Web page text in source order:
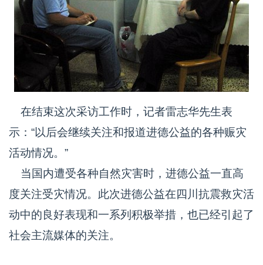
在结束这次采访工作时，记者雷志华先生表
示：“以后会继续关注和报道进德公益的各种赈灾
活动情况。”
当国内遭受各种自然灾害时，进德公益一直高
度关注受灾情况。此次进德公益在四川抗震救灾活
动中的良好表现和一系列积极举措，也已经引起了
社会主流媒体的关注。